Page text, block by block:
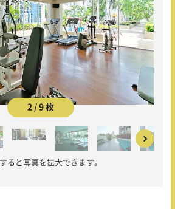
2 / 9 枚
ると写真を拡大できます。